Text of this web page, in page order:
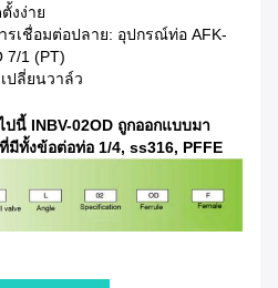
งง่าย
รเชื่อมต่อปลาย: อุปกรณ์ท่อ AFK-
7/1 (PT)
ปลี่ยนวาล์ว
นี้ INBV-02OD ถูกออกแบบมา
ทั้งข้อต่อท่อ 1/4, ss316, PFFE